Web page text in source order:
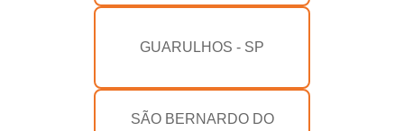
GUARULHOS - SP
SÃO BERNARDO DO